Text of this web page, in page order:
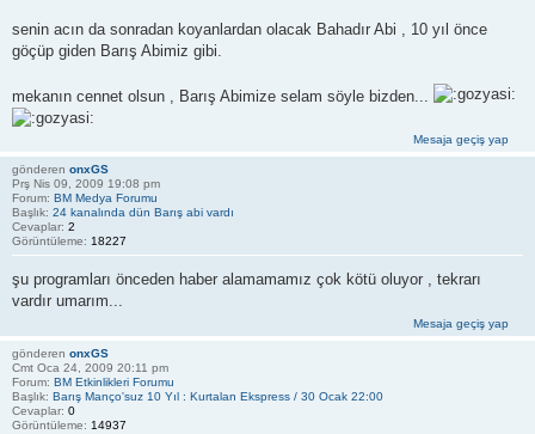
senin acın da sonradan koyanlardan olacak Bahadır Abi , 10 yıl önce
göçüp giden Barış Abimiz gibi.
mekanın cennet olsun , Barış Abimize selam söyle bizden...
Mesaja geçiş yap
gönderen onxGS
Prş Nis 09, 2009 19:08 pm
Forum: BM Medya Forumu
Başlık: 24 kanalında dün Barış abi vardı
Cevaplar: 2
Görüntüleme: 18227
şu programları önceden haber alamamamız çok kötü oluyor , tekrarı
vardır umarım...
Mesaja geçiş yap
gönderen onxGS
Cmt Oca 24, 2009 20:11 pm
Forum: BM Etkinlikleri Forumu
Başlık: Barış Manço'suz 10 Yıl : Kurtalan Ekspress / 30 Ocak 22:00
Cevaplar: 0
Görüntüleme: 14937